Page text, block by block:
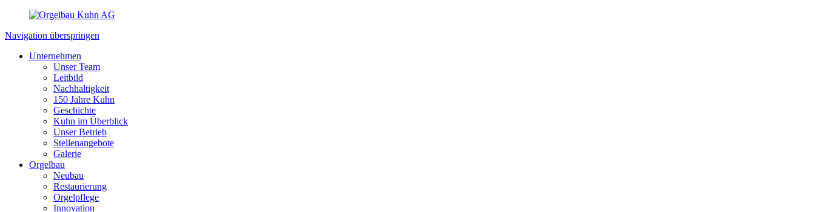
Navigation überspringen
Unternehmen
Unser Team
Leitbild
Nachhaltigkeit
150 Jahre Kuhn
Geschichte
Kuhn im Überblick
Unser Betrieb
Stellenangebote
Galerie
Orgelbau
Neubau
Restaurierung
Orgelpflege
Innovation